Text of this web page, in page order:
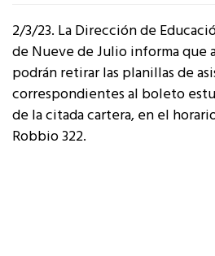
2/3/23. La Dirección de
de Nueve de Julio informa que
podrán retirar las planillas de
correspondientes al boleto
de la citada cartera, en el
Robbio 322.